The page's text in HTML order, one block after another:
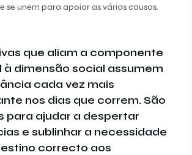
se unem para apoiar as várias causas.
que aliam a componente
à dimensão social assumem
cada vez mais
nos dias que correm. São
para ajudar a despertar
e sublinhar a necessidade
correcto aos